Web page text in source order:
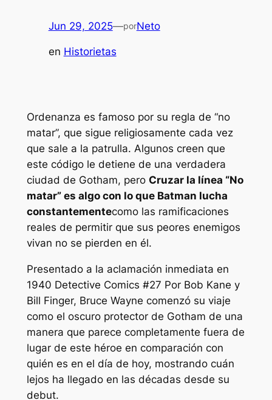
Jun 29, 2025—porNeto
en Historietas
Ordenanza es famoso por su regla de “no
matar”, que sigue religiosamente cada vez
que sale a la patrulla. Algunos creen que
este código le detiene de una verdadera
ciudad de Gotham, pero Cruzar la línea “No
matar” es algo con lo que Batman lucha
constantementecomo las ramificaciones
reales de permitir que sus peores enemigos
vivan no se pierden en él.
Presentado a la aclamación inmediata en
1940 Detective Comics #27 Por Bob Kane y
Bill Finger, Bruce Wayne comenzó su viaje
como el oscuro protector de Gotham de una
manera que parece completamente fuera de
lugar de este héroe en comparación con
quién es en el día de hoy, mostrando cuán
lejos ha llegado en las décadas desde su
debut.